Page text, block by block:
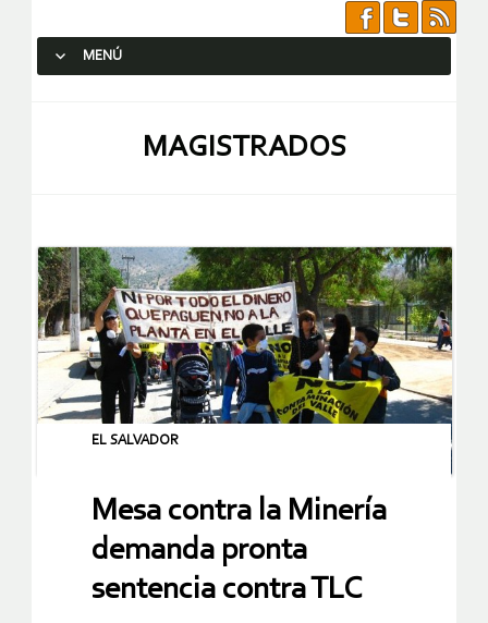
MENÚ
MAGISTRADOS
EL SALVADOR
Mesa contra la Minería
demanda pronta
sentencia contra TLC